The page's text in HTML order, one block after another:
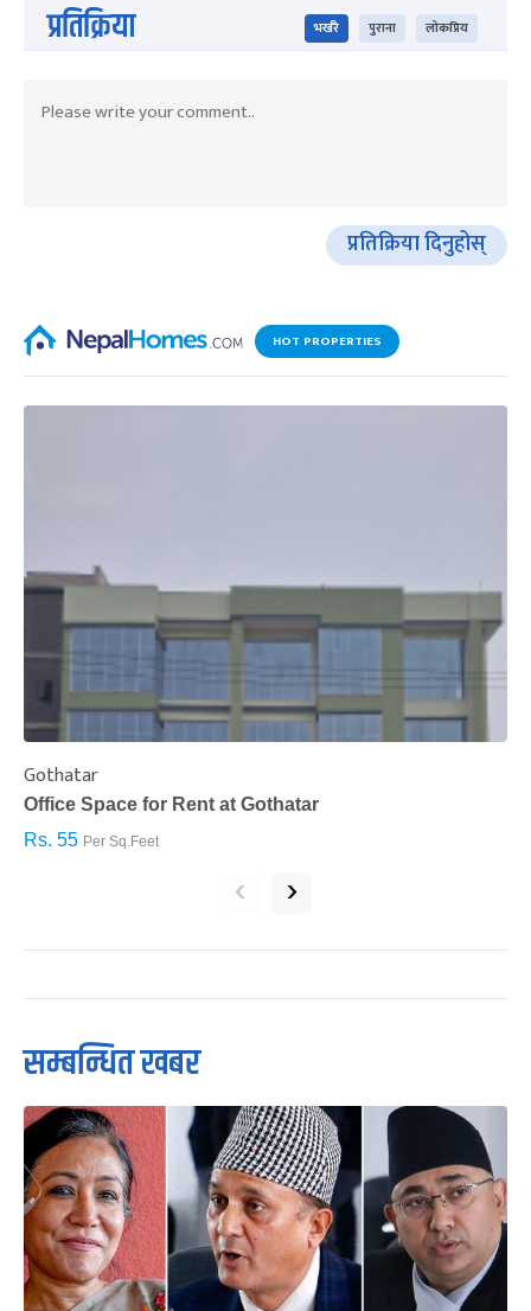
प्रतिक्रिया भर्खरै पुराना लोकप्रिय
प्रतिक्रिया दिनुहोस्
HOT PROPERTIES
Gothatar
Office Space for Rent at Gothatar
Rs. 55 Per Sq.Feet
‹ ›
सम्बन्धित खबर